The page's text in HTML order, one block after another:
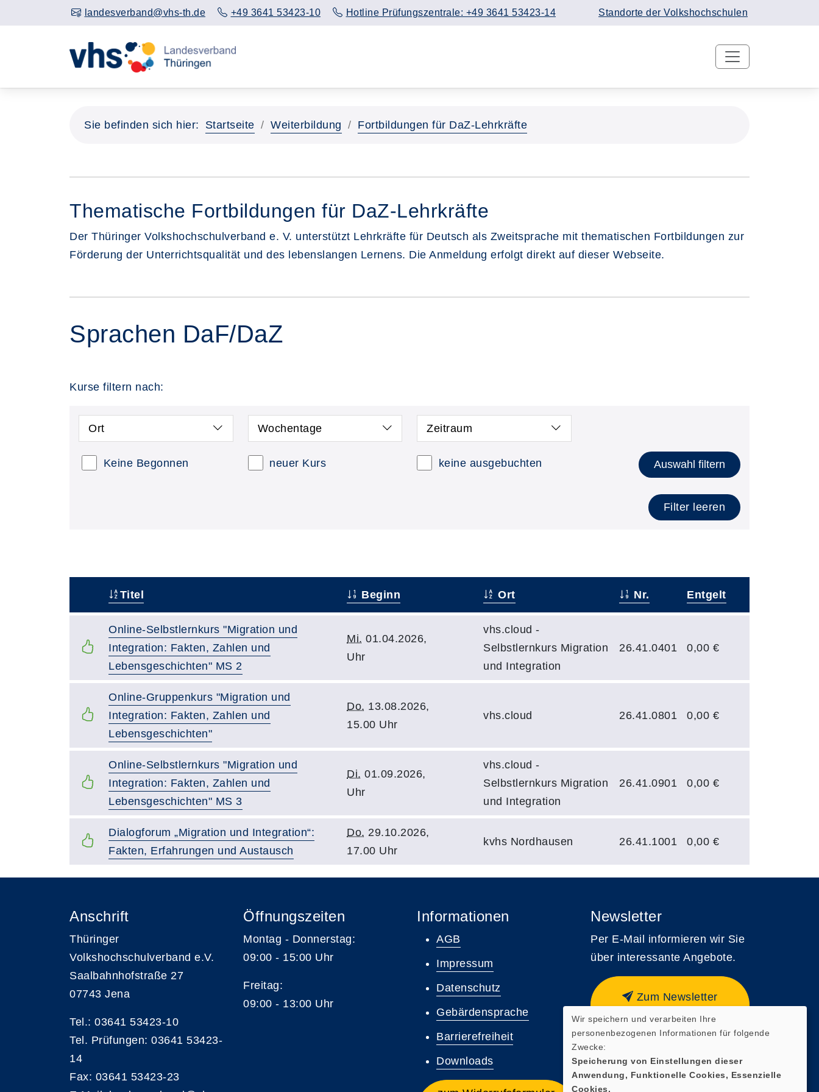
landesverband@vhs-th.de +49 3641 53423-10 Hotline Prüfungszentrale: +49 3641 53423-14 Standorte der Volkshochschulen
Sie befinden sich hier: Startseite Weiterbildung Fortbildungen für DaZ-Lehrkräfte
Thematische Fortbildungen für DaZ-Lehrkräfte
Der Thüringer Volkshochschulverband e. V. unterstützt Lehrkräfte für Deutsch als Zweitsprache mit thematischen Fortbildungen zur
Förderung der Unterrichtsqualität und des lebenslangen Lernens. Die Anmeldung erfolgt direkt auf dieser Webseite.
Sprachen DaF/DaZ
Kurse filtern nach:
Ort Wochentage Zeitraum
Keine Begonnen neuer Kurs keine ausgebuchten Auswahl filtern
Filter leeren
Titel Beginn Ort Nr. Entgelt
Online-Selbstlernkurs "Migration und
Integration: Fakten, Zahlen und
Lebensgeschichten" MS 2
Mi. 01.04.2026,
Uhr
vhs.cloud -
Selbstlernkurs Migration
und Integration
26.41.0401 0,00 €
Online-Gruppenkurs "Migration und
Integration: Fakten, Zahlen und
Lebensgeschichten"
Do. 13.08.2026,
15.00 Uhr
vhs.cloud 26.41.0801 0,00 €
Online-Selbstlernkurs "Migration und
Integration: Fakten, Zahlen und
Lebensgeschichten" MS 3
Di. 01.09.2026,
Uhr
vhs.cloud -
Selbstlernkurs Migration
und Integration
26.41.0901 0,00 €
Dialogforum „Migration und Integration“:
Fakten, Erfahrungen und Austausch
Do. 29.10.2026,
17.00 Uhr
kvhs Nordhausen 26.41.1001 0,00 €
Anschrift
Thüringer
Volkshochschulverband e.V.
Saalbahnhofstraße 27
07743 Jena
Tel.: 03641 53423-10
Tel. Prüfungen: 03641 53423-
14
Fax: 03641 53423-23
Öffnungszeiten
Montag - Donnerstag:
09:00 - 15:00 Uhr
Freitag:
09:00 - 13:00 Uhr
Informationen
AGB
Impressum
Datenschutz
Gebärdensprache
Barrierefreiheit
Downloads
Newsletter
Per E-Mail informieren wir Sie
über interessante Angebote.
Zum Newsletter
anmelden
Wir speichern und verarbeiten Ihre
personenbezogenen Informationen für folgende
Zwecke:
Speicherung von Einstellungen dieser
Anwendung, Funktionelle Cookies, Essenzielle
Cookies.